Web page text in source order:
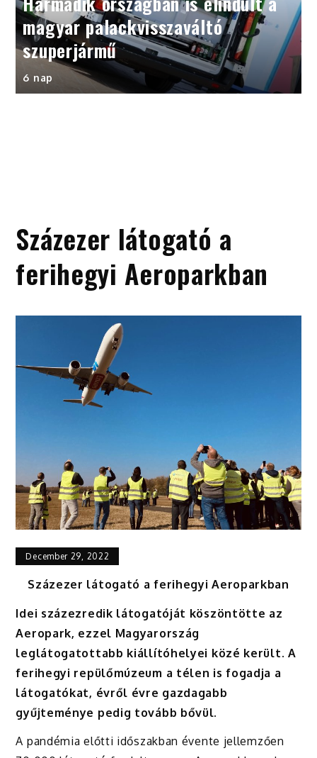
magyar palackvisszaváltó
szuperjármű
6 nap
Százezer látogató a
ferihegyi Aeroparkban
December 29, 2022
Százezer látogató a ferihegyi Aeroparkban
Idei százezredik látogatóját köszöntötte az
Aeropark, ezzel Magyarország
leglátogatottabb kiállítóhelyei közé került. A
ferihegyi repülőmúzeum a télen is fogadja a
látogatókat, évről évre gazdagabb
gyűjteménye pedig tovább bővül.
A pandémia előtti időszakban évente jellemzően